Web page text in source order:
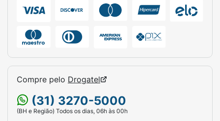
diária de consumo indicada na embalagem.
Conservar ao abrigo da luz, calor e umidade.
Após aberto, consumir em até 60 dias.
Ficha Técnica:
Marca:Maxinutri (MXN).
Produto:Suplemento Alimentar de Óleo de
Peixe em Cápsulas.
Compre pelo Drogatel
(31) 3270-5000
(BH e Região) Todos os dias, 06h às 00h